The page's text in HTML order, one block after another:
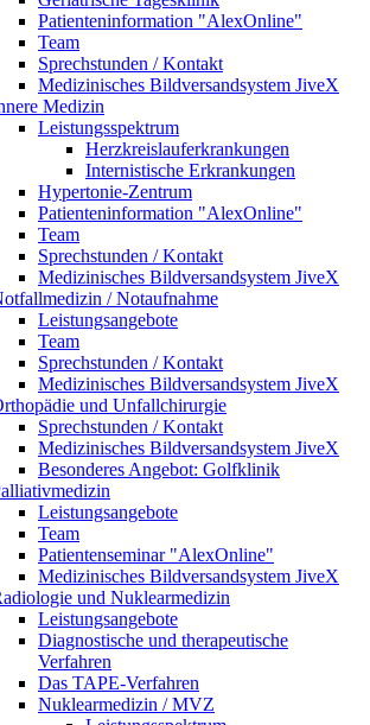
Patienteninformation "AlexOnline"
Team
Sprechstunden / Kontakt
Medizinisches Bildversandsystem JiveX
Medizin
Leistungsspektrum
Herzkreislauferkrankungen
Internistische Erkrankungen
Hypertonie-Zentrum
Patienteninformation "AlexOnline"
Team
Sprechstunden / Kontakt
Medizinisches Bildversandsystem JiveX
/ Notaufnahme
Leistungsangebote
Team
Sprechstunden / Kontakt
Medizinisches Bildversandsystem JiveX
und Unfallchirurgie
Sprechstunden / Kontakt
Medizinisches Bildversandsystem JiveX
Besonderes Angebot: Golfklinik
Leistungsangebote
Team
Patientenseminar "AlexOnline"
Medizinisches Bildversandsystem JiveX
und Nuklearmedizin
Leistungsangebote
Diagnostische und therapeutische
Verfahren
Das TAPE-Verfahren
Nuklearmedizin / MVZ